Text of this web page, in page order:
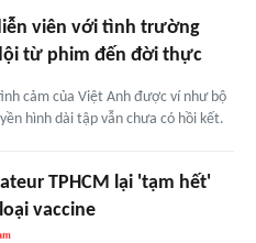
viên với tình trường
từ phim đến đời thực
cảm của Việt Anh được ví như bộ
hình dài tập vẫn chưa có hồi kết.
TPHCM lại 'tạm hết'
vaccine